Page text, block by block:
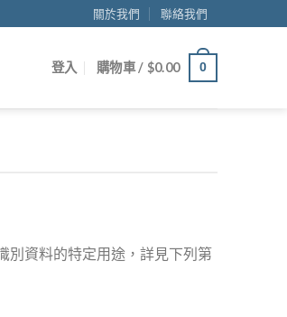
關於我們 聯絡我們
登入 購物車 / $0.00 0
別資料的特定用途，詳見下列第